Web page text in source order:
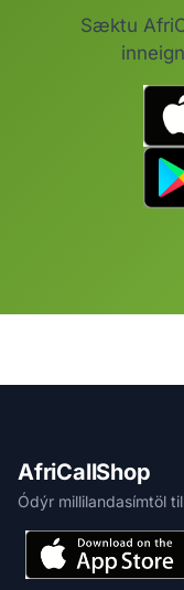
Sæktu
AfriCallShop
Ódýr millilandasímtöl